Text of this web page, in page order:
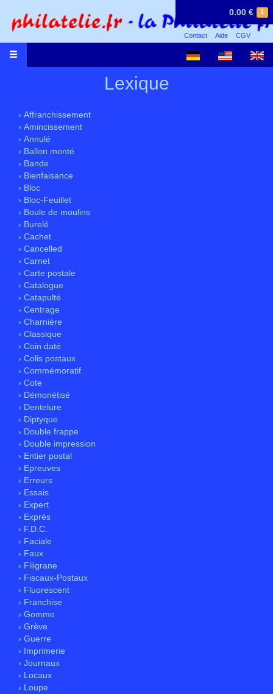
1
0.00 €
Contact Aide CGV
Lexique
› Affranchissement
› Amincissement
› Annulé
› Ballon monté
› Bande
› Bienfaisance
› Bloc
› Bloc-Feuillet
› Boule de moulins
› Burelé
› Cachet
› Cancelled
› Carnet
› Carte postale
› Catalogue
› Catapulté
› Centrage
› Charnière
› Classique
› Coin daté
› Colis postaux
› Commémoratif
› Cote
› Démonétisé
› Dentelure
› Diptyque
› Double frappe
› Double impression
› Entier postal
› Epreuves
› Erreurs
› Essais
› Expert
› Exprès
› F.D.C.
› Faciale
› Faux
› Filigrane
› Fiscaux-Postaux
› Fluorescent
› Franchise
› Gomme
› Grève
› Guerre
› Imprimerie
› Journaux
› Locaux
› Loupe